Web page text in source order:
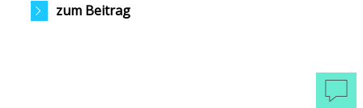
zum Beitrag
